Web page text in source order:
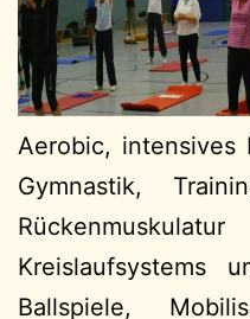
Aerobic, intensives
Gymnastik,
Kreislaufsystems
Ballspiele,